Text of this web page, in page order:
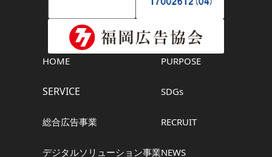
HOME
SERVICE
総合広告事業
デジタルソリューション事業
PURPOSE
SDGs
RECRUIT
NEWS